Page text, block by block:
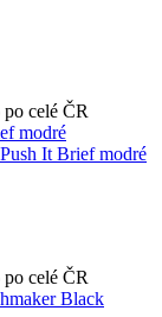
celé ČR
It Brief modré
celé ČR